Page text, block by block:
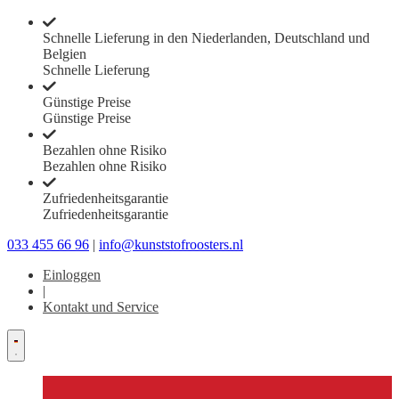
Schnelle Lieferung in den Niederlanden, Deutschland und
Belgien
Schnelle Lieferung
Günstige Preise
Günstige Preise
Bezahlen ohne Risiko
Bezahlen ohne Risiko
Zufriedenheitsgarantie
Zufriedenheitsgarantie
033 455 66 96 | info@kunststofroosters.nl
Einloggen
|
Kontakt und Service